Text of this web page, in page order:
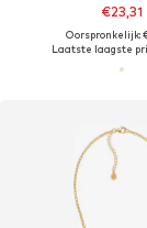
€23,31
Oorspronkelijk:
Laatste laagste